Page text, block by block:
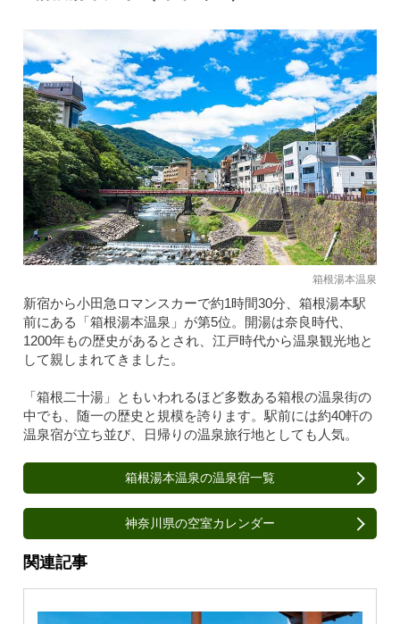
箱根湯本温泉
新宿から小田急ロマンスカーで約1時間30分、箱根湯本駅
前にある「箱根湯本温泉」が第5位。開湯は奈良時代、
1200年もの歴史があるとされ、江戸時代から温泉観光地と
して親しまれてきました。
「箱根二十湯」ともいわれるほど多数ある箱根の温泉街の
中でも、随一の歴史と規模を誇ります。駅前には約40軒の
温泉宿が立ち並び、日帰りの温泉旅行地としても人気。
箱根湯本温泉の温泉宿一覧
神奈川県の空室カレンダー
関連記事